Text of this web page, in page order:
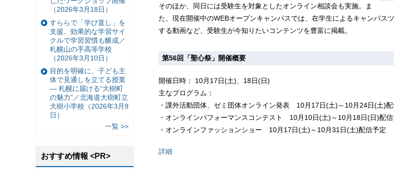
そのほか、同日には受験生を対象としたオンライン相談会も実施。ま
た、現在開催中のWEBオープンキャンパスでは、在学生によるキャンパス
する動画など、受験生が今知りたいコンテンツを豊富に掲載。
第56回「聖心祭」開催概要
開催日時： 10月17日(土)、18日(日)
主なプログラム：
・課外活動団体、ゼミ団体オンライン発表 10月17日(土)～10月24日(土)配
・オンラインパフォーマンスコンテスト 10月10日(土)～10月18日(日)配信
・オンラインファッションショー 10月17日(土)～10月31日(土)配信予定
詳細
（2026年3月18日）
すららで「学び直し」を
支援、効果的な学習サイ
クルで学習習慣も醸成／
札幌山の手高等学校
（2026年3月10日）
目的を明確に、子ども主
体で見通しを立てる授業
— 札幌に届ける“大樹町
の魅力”／北海道大樹町立
大樹小学校（2026年3月9
日）
一覧 >>
おすすめ情報 <PR>